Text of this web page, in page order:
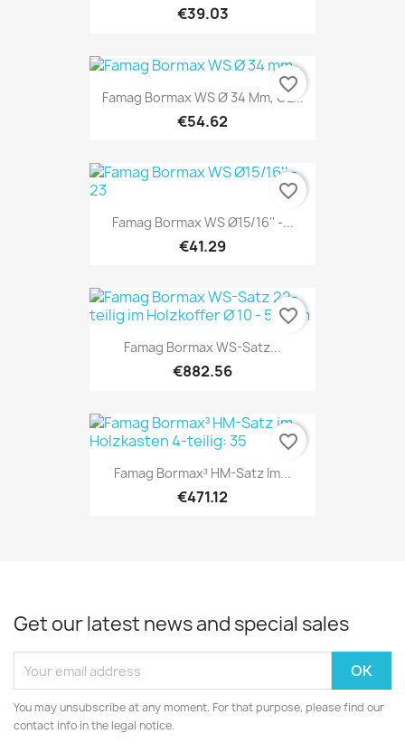
€39.03
Famag Bormax WS Ø 34 Mm, GL...
€54.62
favorite_border
Famag Bormax WS Ø15/16'' -...
€41.29
favorite_border
Famag Bormax WS-Satz...
€882.56
favorite_border
Famag Bormax³ HM-Satz Im...
€471.12
favorite_border
Get our latest news and special sales
You may unsubscribe at any moment. For that purpose, please find our
contact info in the legal notice.